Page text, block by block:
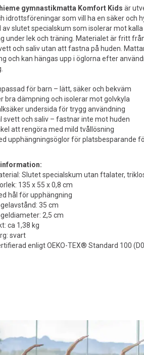
gymnastikmatta Komfort Kids är
idrottsföreningar som vill ha en säker och
av slutet specialskum som isolerar mot
under lek och träning. Materialet är fritt
och saliv utan att fastna på huden.
och kan hängas upp i öglorna efter
för barn – lätt, säker och bekväm
bra dämpning och isolerar mot golvkyla
undersida för trygg användning
svett och saliv – fastnar inte mot huden
att rengöra med mild tvållösning
upphängningsöglor för platsbesparande
Slutet specialskum utan ftalater,
135 x 55 x 0,8 cm
hål för upphängning
35 cm
2,5 cm
ca 1,38 kg
svart
enligt OEKO-TEX® Standard 100